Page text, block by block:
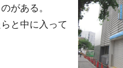
がある。
と中に入って